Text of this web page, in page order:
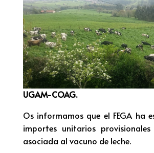
UGAM-COAG.
Os informamos que el FEGA ha
importes unitarios
asociada al vacuno de leche.